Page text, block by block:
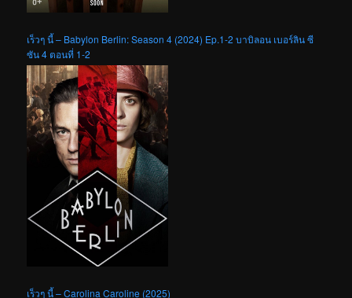
เร็วๆ นี้ – Babylon Berlin: Season 4 (2024) Ep.1-2 บาบิลอน เบอร์ลิน ซี
ซัน 4 ตอนที่ 1-2
เร็วๆ นี้ – Carolina Caroline (2025)